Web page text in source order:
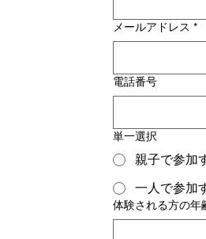
メールアドレス *
電話番号
単一選択
親子で参加
一人で参加
体験される方の年